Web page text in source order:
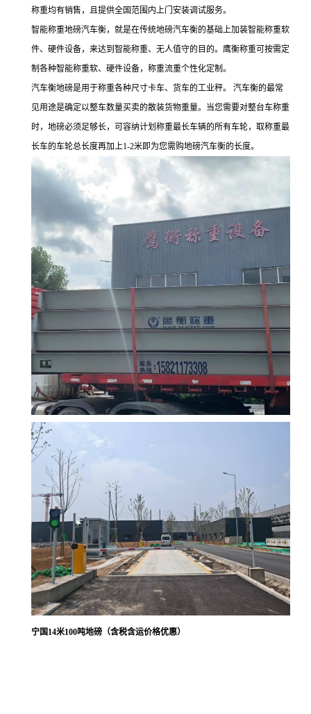
称重均有销售，且提供全国范围内上门安装调试服务。
智能称重地磅汽车衡，就是在传统地磅汽车衡的基础上加装智能称重软
件、硬件设备，来达到智能称重、无人值守的目的。鹰衡称重可按需定
制各种智能称重软、硬件设备，称重流重个性化定制。
汽车衡地磅是用于称重各种尺寸卡车、货车的工业秤。
汽车衡的最常
见用途是确定以整车数量买卖的散装货物重量。当您需要对整台车称重
时，地磅必须足够长，可容纳计划称重最长车辆的所有车轮，取称重最
长车的车轮总长度再加上1-2米即为您需购地磅汽车衡的长度。
宁国14米100吨地磅（含税含运价格优惠）